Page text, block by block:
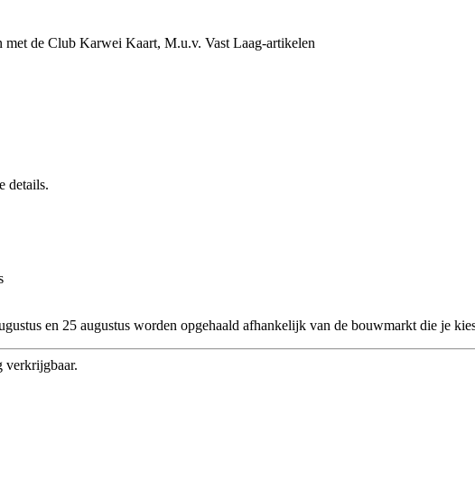
de Club Karwei Kaart, M.u.v. Vast Laag-artikelen
details.
en 25 augustus worden opgehaald afhankelijk van de bouwmarkt die je
verkrijgbaar.